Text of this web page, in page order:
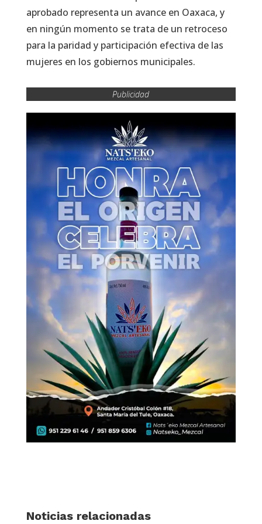
aprobado representa un avance en Oaxaca, y
en ningún momento se trata de un retroceso
para la paridad y participación efectiva de las
mujeres en los gobiernos municipales.
Publicidad
Noticias relacionadas